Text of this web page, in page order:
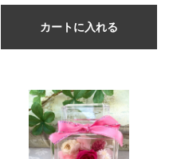
カートに入れる